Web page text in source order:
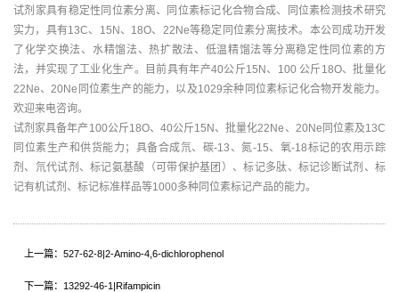
试剂家具有稳定性同位素分离、同位素标记化合物合成、同位素检测技术研究
实力，具有13C、15N、18O、22Ne等稳定同位素分离技术。本公司成功开发
了化学交换法、水精馏法、热扩散法、低温精馏法等分离稳定性同位素的方
法，并实现了工业化生产。目前具有年产40公斤15N、100 公斤18O、批量化
22Ne、20Ne同位素生产的能力，以及1029余种同位素标记化合物开发能力。
欢迎来电咨询。
试剂家具备年产100公斤18O、40公斤15N、批量化22Ne、20Ne同位素及13C
同位素生产和供货能力；具备合成氘、碳-13、氮-15、氧-18标记的农用示踪
剂、氘代试剂、标记氨基酸（可带保护基团）、标记多肽、标记诊断试剂、标
记有机试剂、标记标准样品等1000多种同位素标记产品的能力。
上一篇：527-62-8|2-Amino-4,6-dichlorophenol
下一篇：13292-46-1|Rifampicin